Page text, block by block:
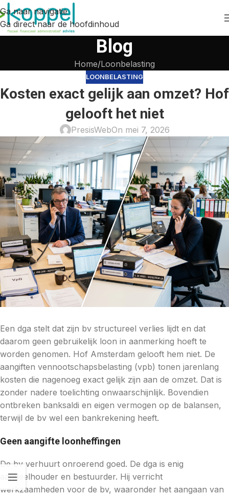
Ga naar navigatie
Ga direct naar de hoofdinhoud
Blog
Home Loonbelasting
LOONBELASTING
Kosten exact gelijk aan omzet? Hof
gelooft het niet
PresisWebOn mei 7, 2026
Een dga stelt dat zijn bv structureel verlies lijdt en dat
daarom geen gebruikelijk loon in aanmerking hoeft te
worden genomen. Hof Amsterdam gelooft hem niet. De
aangiften vennootschapsbelasting (vpb) tonen jarenlang
kosten die nagenoeg exact gelijk zijn aan de omzet. Dat is
zonder nadere toelichting onwaarschijnlijk. Bovendien
ontbreken banksaldi en eigen vermogen op de balansen,
terwijl de bv wel een bankrekening heeft.
Geen aangifte loonheffingen
De bv verhuurt onroerend goed. De dga is enig
aandeelhouder en bestuurder. Hij verricht
werkzaamheden voor de bv, waaronder het aangaan van